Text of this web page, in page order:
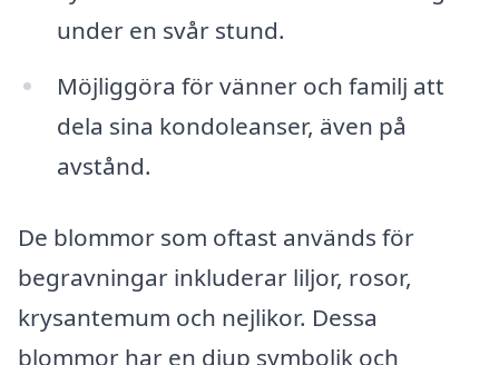
under en svår stund.
Möjliggöra för vänner och familj att
dela sina kondoleanser, även på
avstånd.
De blommor som oftast används för
begravningar inkluderar liljor, rosor,
krysantemum och nejlikor. Dessa
blommor har en djup symbolik och